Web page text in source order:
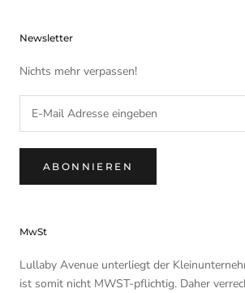
Newsletter
Nichts mehr verpassen!
ABONNIEREN
MwSt
Lullaby Avenue unterliegt der
ist somit nicht MWST-pflichtig. Daher